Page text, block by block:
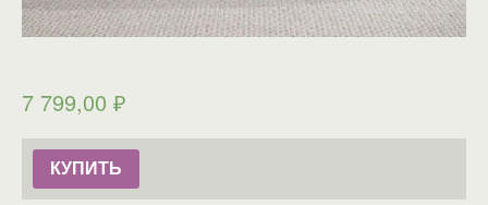
7 799,00 ₽
КУПИТЬ